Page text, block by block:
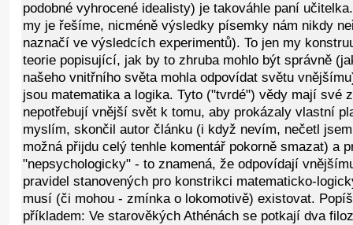
podobné vyhrocené idealisty) je takováhle paní
my je řešíme, nicméně výsledky písemky nám nikdy
naznačí ve výsledcích experimentů). To jen my
teorie popisující, jak by to zhruba mohlo být správně
našeho vnitřního světa mohla odpovídat světu
jsou matematika a logika. Tyto ("tvrdé") vědy mají své
nepotřebují vnější svět k tomu, aby prokázaly vlastní
myslím, skončil autor článku (i když nevím, nečetl
možná přijdu celý tenhle komentář pokorně smazat) a
"nepsychologicky" - to znamená, že odpovídají
pravidel stanovených pro konstrikci matematicko-
musí (či mohou - zmínka o lokomotivě) existovat.
příkladem: Ve starověkých Athénách se potkají dva